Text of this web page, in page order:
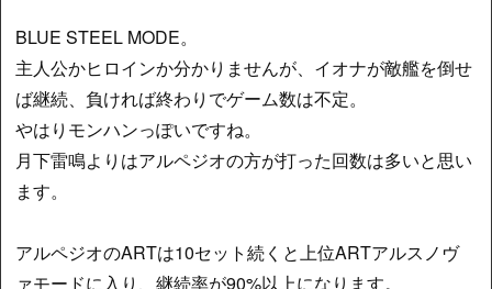
BLUE STEEL MODE。
主人公かヒロインか分かりませんが、イオナが敵艦を倒せ
ば継続、負ければ終わりでゲーム数は不定。
やはりモンハンっぽいですね。
月下雷鳴よりはアルペジオの方が打った回数は多いと思い
ます。
アルペジオのARTは10セット続くと上位ARTアルスノヴ
ァモードに入り、継続率が90%以上になります。